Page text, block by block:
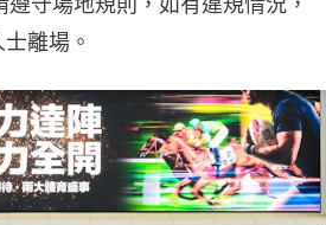
離場。